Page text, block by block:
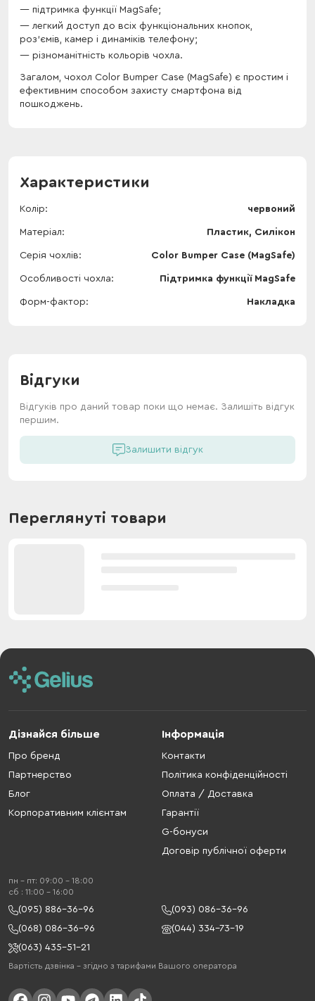
підтримка функції MagSafe;
легкий доступ до всіх функціональних кнопок,
роз'ємів, камер і динаміків телефону;
різноманітність кольорів чохла.
Загалом, чохол Color Bumper Case (MagSafe) є простим і
ефективним способом захисту смартфона від
пошкоджень.
Характеристики
Колір червоний
Матеріал Пластик, Силікон
Серія чохлів Color Bumper Case (MagSafe)
Особливості чохла Підтримка функції MagSafe
Форм-фактор Накладка
Відгуки
Відгуків про даний товар поки що немає. Залишіть відгук
першим.
Залишити відгук
Переглянуті товари
Дізнайся більше
Про бренд
Партнерство
Блог
Корпоративним клієнтам
Інформація
Контакти
Політика конфіденційності
Оплата / Доставка
Гарантії
G-бонуси
Договір публічної оферти
пн - пт: 09:00 - 18:00
cб : 11:00 - 16:00
(095) 886-36-96
(093) 086-36-96
(068) 086-36-96
(044) 334-73-19
(063) 435-51-21
Вартість дзвінка – згідно з тарифами Вашого оператора